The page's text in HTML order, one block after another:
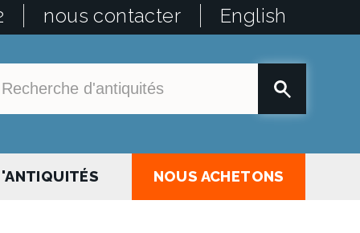
nous contacter English
NOUS ACHETONS